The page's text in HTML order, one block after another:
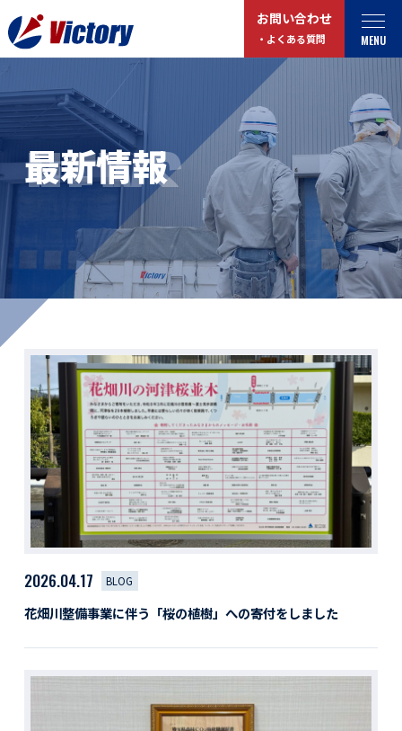
MENU
お問い合わせ
・よくある質問
トップ
事業紹介
総合解体 / 解体事業
産業廃棄物収集/ 運搬
企業概要
私たちについて
サステナビリティ
活動レポート
最新情報
お役立ちコラム
プライバシーポリシー
お問い合わせ
よくある質問
採用情報
社員紹介
社員インタビュー
育休取得者インタビュー
福利厚生
採用エントリー
Social link
最新情報
NEWS
2026.04.17 BLOG
花畑川整備事業に伴う「桜の植樹」への寄付をしました